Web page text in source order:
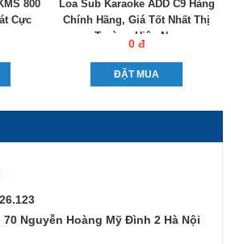
800
Cực
Loa Sub Karaoke ADD C9 Hàng
Chính Hãng, Giá Tốt Nhất Thị
Trường Hiện Nay
0 đ
ĐẶT MUA
70 Nguyễn Hoàng Mỹ Đình 2 Hà Nội